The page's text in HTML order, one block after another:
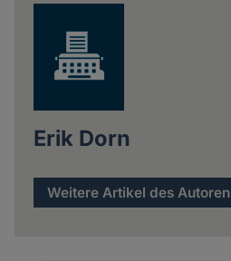
Erik Dorn
Weitere Artikel des Autoren